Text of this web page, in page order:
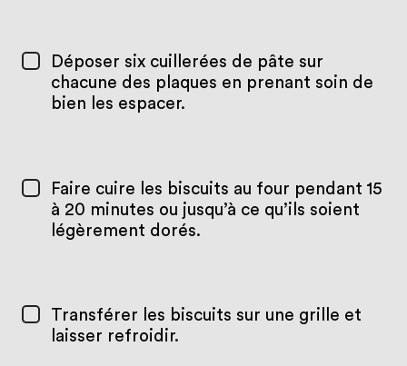
Déposer six cuillerées de pâte sur
chacune des plaques en prenant soin de
bien les espacer.
Faire cuire les biscuits au four pendant 15
à 20 minutes ou jusqu’à ce qu’ils soient
légèrement dorés.
Transférer les biscuits sur une grille et
laisser refroidir.